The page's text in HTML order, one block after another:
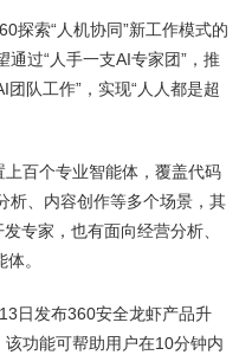
探索“人机协同”新工作模式的
过“人手一支AI专家团”，推
团队工作”，实现“人人都是超
百个专业智能体，覆盖代码
析、内容创作等多个场景，其
专家，也有面向经营分析、
。
日发布360安全龙虾产品升
该功能可帮助用户在10分钟内